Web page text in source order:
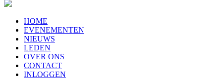
HOME
EVENEMENTEN
NIEUWS
LEDEN
OVER ONS
CONTACT
INLOGGEN